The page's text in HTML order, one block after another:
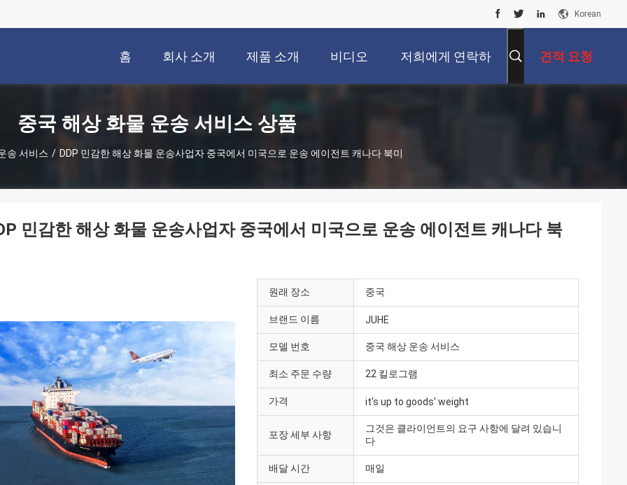
Korean
홈 회사 소개 제품 소개 비디오 저희에게 연락하 견적 요청
중국 해상 화물 운송 서비스 상품
송 서비스 / DDP 민감한 해상 화물 운송사업자 중국에서 미국으로 운송 에이전트 캐나다 북미
민감한 해상 화물 운송사업자 중국에서 미국으로 운송 에이전트 캐나다 북
원래 장소 중국
브랜드 이름 JUHE
모델 번호 중국 해상 운송 서비스
최소 주문 수량 22 킬로그램
가격 it's up to goods' weight
포장 세부 사항
그것은 클라이언트의 요구 사항에 달려 있습니
다
배달 시간 매일